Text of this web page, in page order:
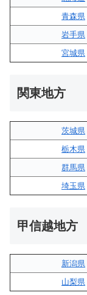
青森県
岩手県
宮城県
関東地方
茨城県
栃木県
群馬県
埼玉県
甲信越地方
新潟県
山梨県